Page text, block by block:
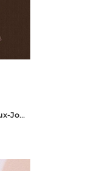
Yavanna Longayroux-Joel Longayroux